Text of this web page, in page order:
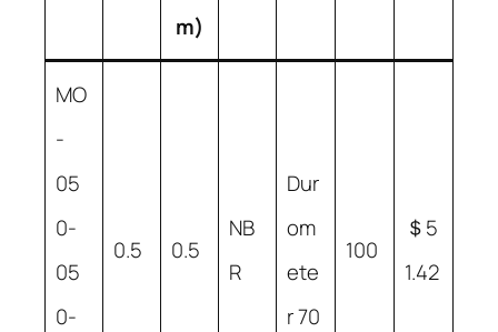
m)
MO
-
05
0-
05
0-
0.5 0.5
NB
R
Dur
om
ete
r 70
100
＄5
1.42